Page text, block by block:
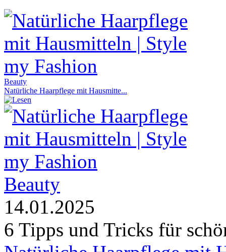
Beauty
Natürliche Haarpflege mit Hausmitte...
Beauty
14.01.2025
6 Tipps und Tricks für